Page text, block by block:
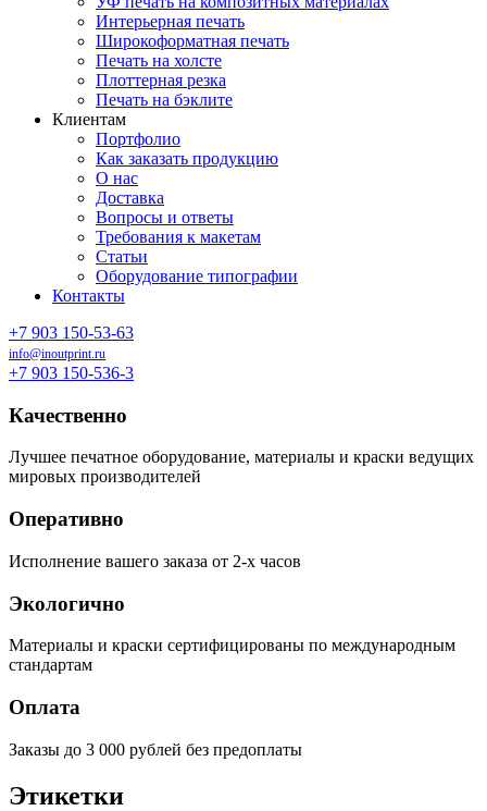
Интерьерная печать
Широкоформатная печать
Печать на холсте
Плоттерная резка
Печать на бэклите
Клиентам
Портфолио
Как заказать продукцию
О нас
Доставка
Вопросы и ответы
Требования к макетам
Статьи
Оборудование типографии
Контакты
+7 903 150-53-63
info@inoutprint.ru
+7 903 150-536-3
Качественно
Лучшее печатное оборудование, материалы и краски ведущих
мировых производителей
Оперативно
Исполнение вашего заказа от 2-х часов
Экологично
Материалы и краски сертифицированы по международным
стандартам
Оплата
Заказы до 3 000 рублей без предоплаты
Этикетки